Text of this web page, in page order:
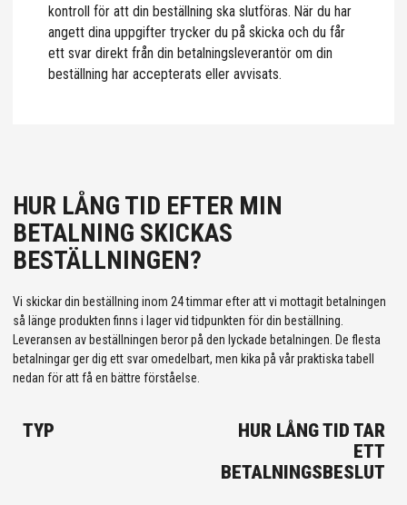
kontroll för att din beställning ska slutföras. När du har
angett dina uppgifter trycker du på skicka och du får
ett svar direkt från din betalningsleverantör om din
beställning har accepterats eller avvisats.
HUR LÅNG TID EFTER MIN
BETALNING SKICKAS
BESTÄLLNINGEN?
Vi skickar din beställning inom 24 timmar efter att vi mottagit betalningen
så länge produkten finns i lager vid tidpunkten för din beställning.
Leveransen av beställningen beror på den lyckade betalningen. De flesta
betalningar ger dig ett svar omedelbart, men kika på vår praktiska tabell
nedan för att få en bättre förståelse.
TYP
HUR LÅNG TID TAR
ETT
BETALNINGSBESLUT